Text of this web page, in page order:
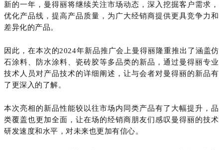
新的一年，曼得丽将继续关注市场动态，深入挖掘客户需求，
优化产品线，提高产品质量， 为广大经销商提供更具竞争力和
差异化的产品。
因此，在本次的2024年新品推广会上曼得丽隆重推出了涵盖仿
石涂料、防水涂料、瓷砖胶等多品类的新品，通过曼得丽专业
技术人员对产品技术的详细阐述，让与会者对曼得丽的新品有
了更深入的了解。
本次亮相的新品性能较以往市场内同类产品有了大幅提升，品
类覆盖也更加全面，让在场的经销商朋友们感叹曼得丽的技术
研发速度和水平，对未来也更加有信心。